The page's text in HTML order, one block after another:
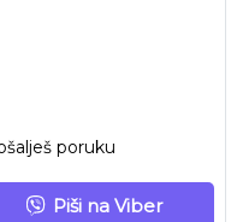
poruku
Piši na Viber